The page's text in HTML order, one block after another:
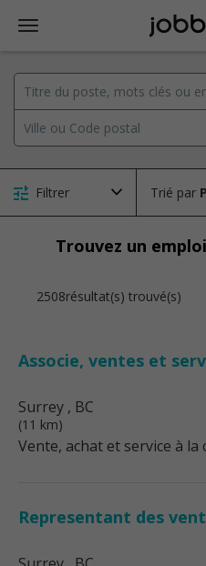
Filtrer Trié par
Trouvez un
2508résultat(s) trouvé(s)
Associe, ventes et
Surrey , BC
(11 km)
Vente, achat et service à la
Representant des